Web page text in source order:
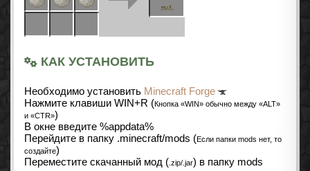
КАК УСТАНОВИТЬ
Необходимо установить Minecraft Forge
Нажмите клавиши WIN+R (Кнопка «WIN» обычно между «ALT»
и «CTR»)
В окне введите %appdata%
Перейдите в папку .minecraft/mods (Если папки mods нет, то
создайте)
Переместите скачанный мод ( .zip/.jar) в папку mods